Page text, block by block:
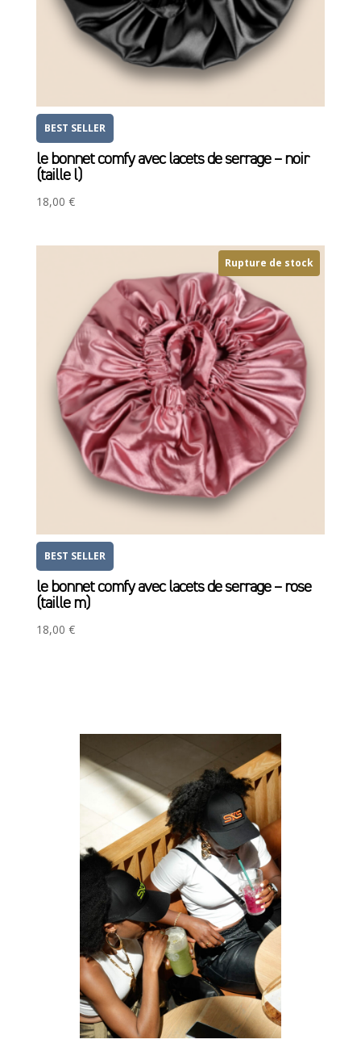
BEST SELLER
le bonnet comfy avec lacets de serrage – noir
(taille l)
18,00 €
BEST SELLER
Rupture de stock
le bonnet comfy avec lacets de serrage – rose
(taille m)
18,00 €